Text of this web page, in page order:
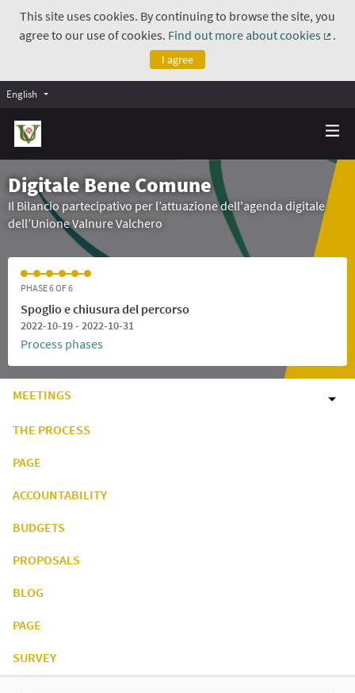
This site uses cookies. By continuing to browse the site, you
agree to our use of cookies. Find out more about cookies
.
I agree
English
Digitale Bene Comune
Il Bilancio partecipativo per l’attuazione dell'agenda digitale
dell’Unione Valnure Valchero
PHASE 6 OF 6
Spoglio e chiusura del percorso
2022-10-19 - 2022-10-31
Process phases
MEETINGS
THE PROCESS
PAGE
ACCOUNTABILITY
BUDGETS
PROPOSALS
BLOG
PAGE
SURVEY